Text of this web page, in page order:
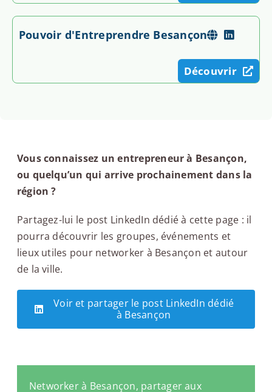
Pouvoir d'Entreprendre Besançon
Découvrir
Vous connaissez un entrepreneur à Besançon,
ou quelqu’un qui arrive prochainement dans la
région ?
Partagez-lui le post LinkedIn dédié à cette page : il
pourra découvrir les groupes, événements et
lieux utiles pour networker à Besançon et autour
de la ville.
Voir et partager le post LinkedIn dédié
à Besançon
Networker à Besançon, partager aux